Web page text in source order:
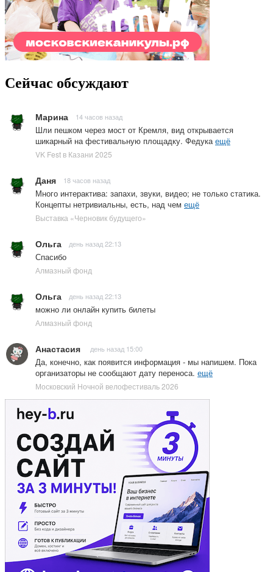
Сейчас обсуждают
Марина 14 часов назад
Шли пешком через мост от Кремля, вид открывается
шикарный на фестивальную площадку. Федука ещё
VK Fest в Казани 2025
Даня 18 часов назад
Много интерактива: запахи, звуки, видео; не только статика.
Концепты нетривиальны, есть, над чем ещё
Выставка «Черновик будущего»
Ольга день назад 22:13
Спасибо
Алмазный фонд
Ольга день назад 22:13
можно ли онлайн купить билеты
Алмазный фонд
Анастасия день назад 15:00
Да, конечно, как появится информация - мы напишем. Пока
организаторы не сообщают дату переноса. ещё
Московский Ночной велофестиваль 2026